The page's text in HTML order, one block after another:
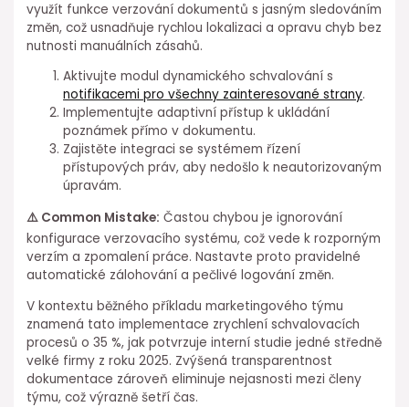
využít funkce verzování dokumentů s jasným sledováním
změn, což usnadňuje rychlou lokalizaci a opravu chyb bez
nutnosti⁢ manuálních zásahů.
Aktivujte modul dynamického schvalování s
notifikacemi pro všechny zainteresované strany.
Implementujte adaptivní přístup k ukládání
poznámek⁢ přímo v dokumentu.
Zajistěte integraci ⁢se systémem řízení
přístupových práv, aby nedošlo k neautorizovaným
úpravám.
⚠️ Common Mistake: Častou chybou je ignorování
konfigurace verzovacího systému, což vede k rozporným
verzím ⁢a zpomalení⁣ práce. Nastavte proto pravidelné
automatické zálohování a pečlivé logování změn.
V kontextu běžného příkladu marketingového týmu
znamená tato implementace zrychlení schvalovacích⁢
procesů o⁣ 35 %, jak potvrzuje interní studie jedné středně
velké firmy z roku 2025. Zvýšená transparentnost
⁣dokumentace zároveň eliminuje nejasnosti mezi členy
týmu, což výrazně šetří čas.